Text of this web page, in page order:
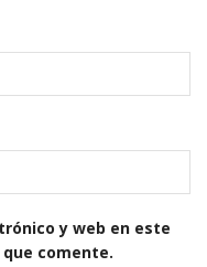
y web en este
comente.